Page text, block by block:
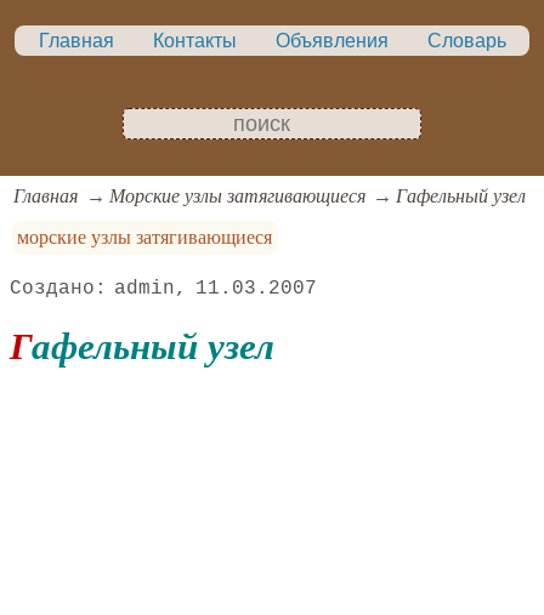
Главная Контакты Объявления Словарь
Главная Морские узлы затягивающиеся
Гафельный узел
морские узлы затягивающиеся
admin 11.03.2007
Гафельный узел